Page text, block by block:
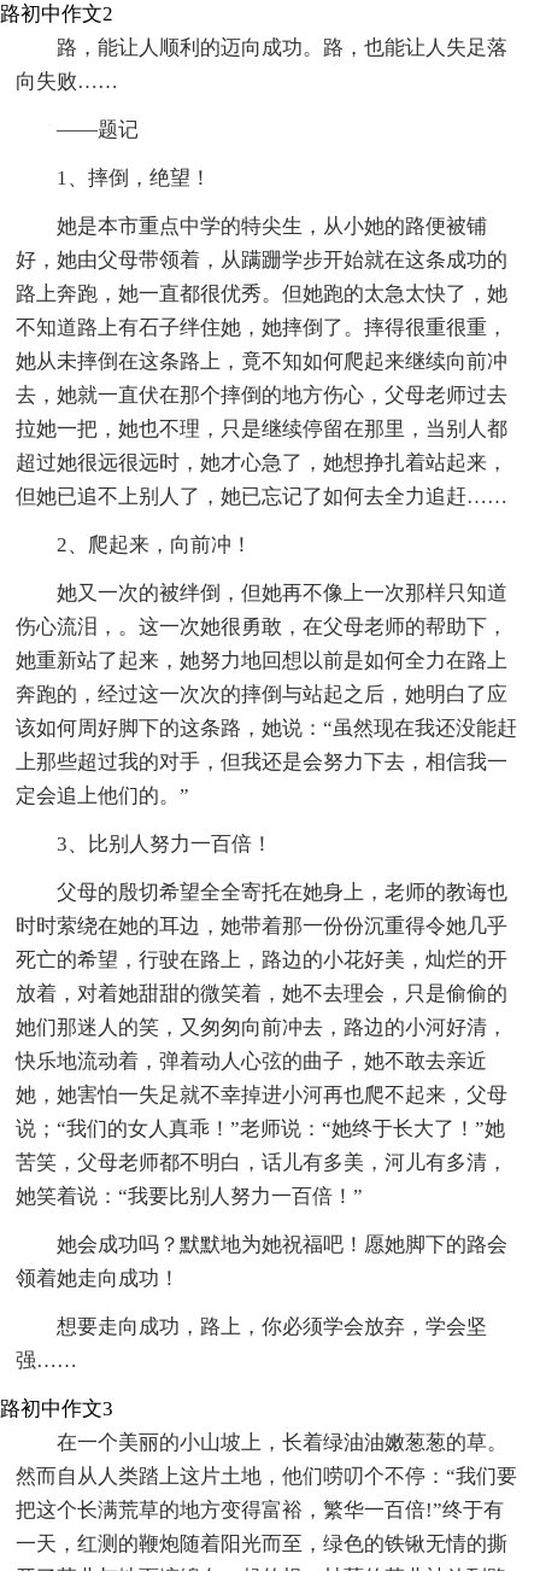
路初中作文2
路，能让人顺利的迈向成功。路，也能让人失足落
向失败……
——题记
1、摔倒，绝望！
她是本市重点中学的特尖生，从小她的路便被铺
好，她由父母带领着，从蹒跚学步开始就在这条成功的
路上奔跑，她一直都很优秀。但她跑的太急太快了，她
不知道路上有石子绊住她，她摔倒了。摔得很重很重，
她从未摔倒在这条路上，竟不知如何爬起来继续向前冲
去，她就一直伏在那个摔倒的地方伤心，父母老师过去
拉她一把，她也不理，只是继续停留在那里，当别人都
超过她很远很远时，她才心急了，她想挣扎着站起来，
但她已追不上别人了，她已忘记了如何去全力追赶……
2、爬起来，向前冲！
她又一次的被绊倒，但她再不像上一次那样只知道
伤心流泪，。这一次她很勇敢，在父母老师的帮助下，
她重新站了起来，她努力地回想以前是如何全力在路上
奔跑的，经过这一次次的摔倒与站起之后，她明白了应
该如何周好脚下的这条路，她说：“虽然现在我还没能赶
上那些超过我的对手，但我还是会努力下去，相信我一
定会追上他们的。”
3、比别人努力一百倍！
父母的殷切希望全全寄托在她身上，老师的教诲也
时时萦绕在她的耳边，她带着那一份份沉重得令她几乎
死亡的希望，行驶在路上，路边的小花好美，灿烂的开
放着，对着她甜甜的微笑着，她不去理会，只是偷偷的
她们那迷人的笑，又匆匆向前冲去，路边的小河好清，
快乐地流动着，弹着动人心弦的曲子，她不敢去亲近
她，她害怕一失足就不幸掉进小河再也爬不起来，父母
说；“我们的女人真乖！”老师说：“她终于长大了！”她
苦笑，父母老师都不明白，话儿有多美，河儿有多清，
她笑着说：“我要比别人努力一百倍！”
她会成功吗？默默地为她祝福吧！愿她脚下的路会
领着她走向成功！
想要走向成功，路上，你必须学会放弃，学会坚
强……
路初中作文3
在一个美丽的小山坡上，长着绿油油嫩葱葱的草。
然而自从人类踏上这片土地，他们唠叨个不停：“我们要
把这个长满荒草的地方变得富裕，繁华一百倍!”终于有
一天，红测的鞭炮随着阳光而至，绿色的铁锹无情的撕